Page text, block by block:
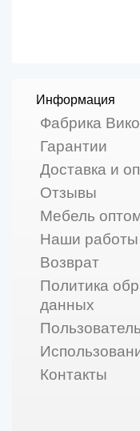
Информация
Фабрика
Гарантии
Доставка и
Отзывы
Мебель
Наши работы
Возврат
Политика
данных
Контакты